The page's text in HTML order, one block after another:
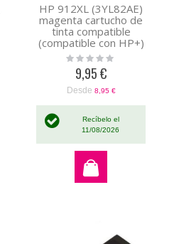
HP 912XL (3YL82AE)
magenta cartucho de
tinta compatible
(compatible con HP+)
Rating:
9,95 €
Desde 8,95 €
Recíbelo el
11/08/2026